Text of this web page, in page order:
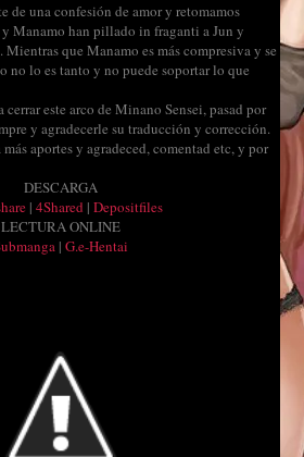
de una confesión de amor y retomamos
Manamo han pillado in fraganti a Jun y
que Manamo es más compresiva y se
no lo es tanto y no puede soportar lo que
este arco de Minano Sensei, pasad por
y agradecerle su traducción y corrección.
aportes y agradeced, comentad etc, y por
DESCARGA
| 4Shared | Depositfiles
LECTURA ONLINE
| G.e-Hentai